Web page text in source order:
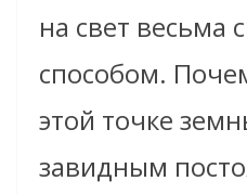
на свет весьма
способом.
этой точке
завидным